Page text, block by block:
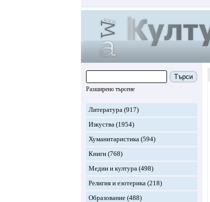
Търси
Разширено търсене
Литература (917)
Изкуства (1954)
Хуманитаристика (594)
Книги (768)
Медии и култура (498)
Религия и езотерика (218)
Образование (488)